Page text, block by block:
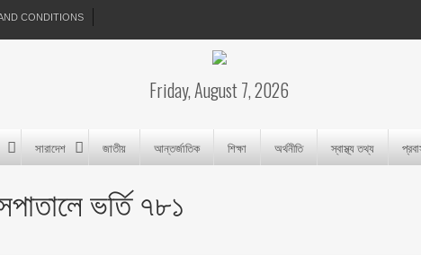
CONDITIONS
Friday, August 7, 2026
সারাদেশ জাতীয় আন্তর্জাতিক শিক্ষা অর্থনীতি স্বাস্থ্য তথ্য
ভর্তি ৭৮১